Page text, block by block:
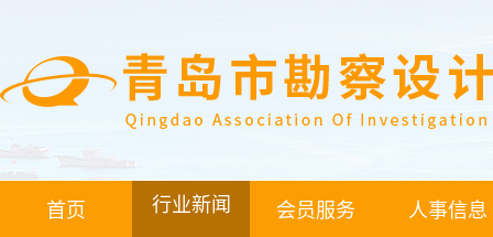
首页 行业新闻 会员服务 人事信息